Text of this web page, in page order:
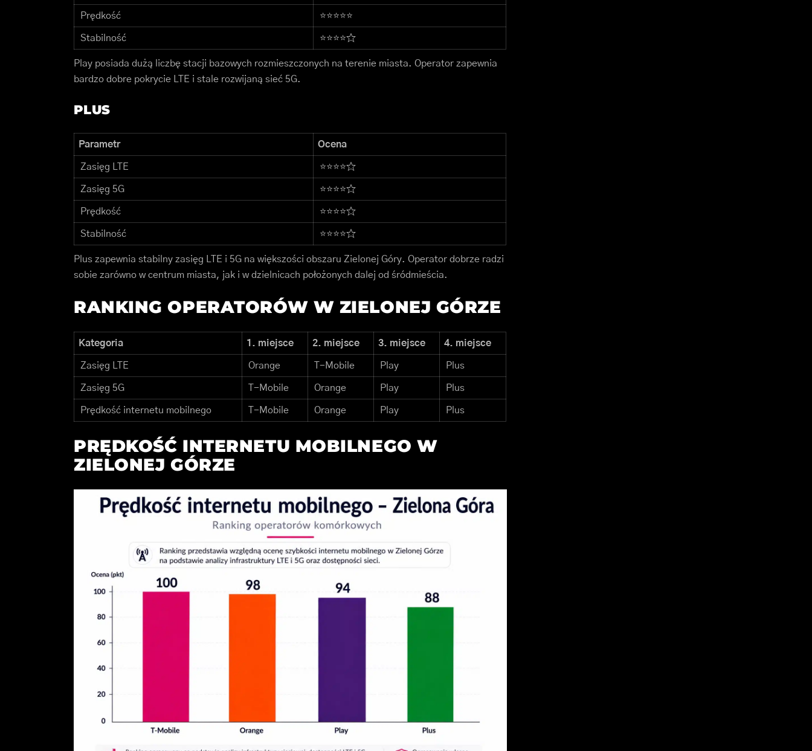
Prędkość ⭐⭐⭐⭐⭐
Stabilność ⭐⭐⭐⭐☆
Play posiada dużą liczbę stacji bazowych rozmieszczonych na terenie miasta. Operator zapewnia
bardzo dobre pokrycie LTE i stale rozwijaną sieć 5G.
PLUS
Parametr Ocena
Zasięg LTE ⭐⭐⭐⭐☆
Zasięg 5G ⭐⭐⭐⭐☆
Prędkość ⭐⭐⭐⭐☆
Stabilność ⭐⭐⭐⭐☆
Plus zapewnia stabilny zasięg LTE i 5G na większości obszaru Zielonej Góry. Operator dobrze radzi
sobie zarówno w centrum miasta, jak i w dzielnicach położonych dalej od śródmieścia.
RANKING OPERATORÓW W ZIELONEJ GÓRZE
Kategoria 1. miejsce 2. miejsce 3. miejsce 4. miejsce
Zasięg LTE Orange T-Mobile Play Plus
Zasięg 5G T-Mobile Orange Play Plus
Prędkość internetu mobilnego T-Mobile Orange Play Plus
PRĘDKOŚĆ INTERNETU MOBILNEGO W
ZIELONEJ GÓRZE